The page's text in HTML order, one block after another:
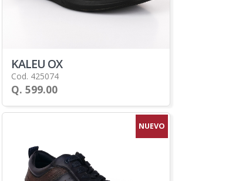
KALEU OX
Cod. 425074
Q. 599.00
NUEVO